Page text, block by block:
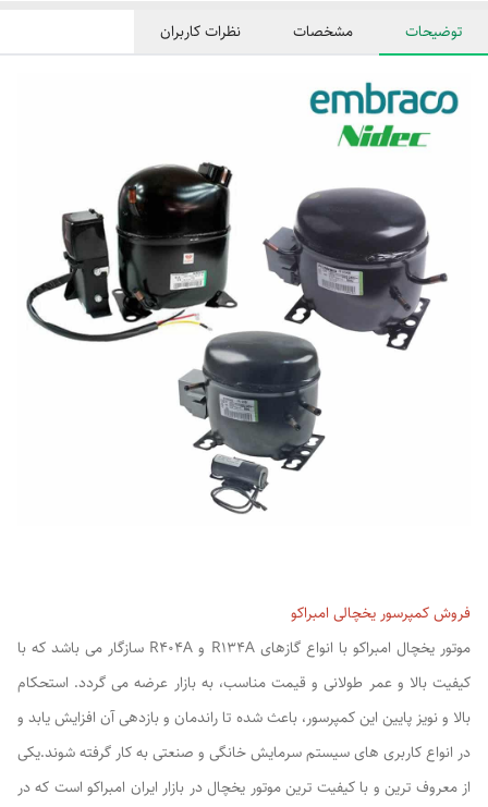
توضیحات مشخصات نظرات کاربران
فروش کمپرسور یخچالی امبراکو
موتور یخچال امبراکو با انواع گازهای R134A و R404A سازگار می باشد که با
کیفیت بالا و عمر طولانی و قیمت مناسب، به بازار عرضه می گردد. استحکام
بالا و نویز پایین این کمپرسور، باعث شده تا راندمان و بازدهی آن افزایش یابد و
در انواع کاربری های سیستم سرمایش خانگی و صنعتی به کار گرفته شوند.یکی
از معروف ترین و با کیفیت ترین موتور یخچال در بازار ایران امبراکو است که در